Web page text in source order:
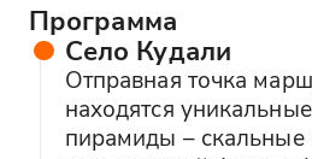
Программа
Село Кудали
Отправная точка
находятся
пирамиды – скальные